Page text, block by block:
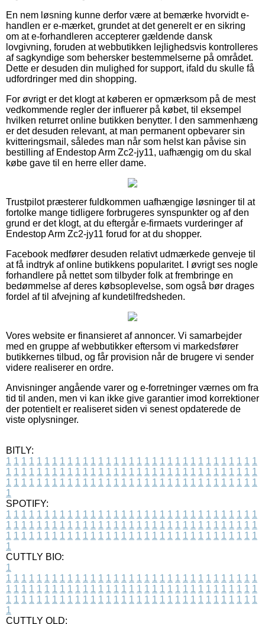
En nem løsning kunne derfor være at bemærke hvorvidt e-
handlen er e-mærket, grundet at det generelt er en sikring
om at e-forhandleren accepterer gældende dansk
lovgivning, foruden at webbutikken lejlighedsvis kontrolleres
af sagkyndige som behersker bestemmelserne på området.
Dette er desuden din mulighed for support, ifald du skulle få
udfordringer med din shopping.
For øvrigt er det klogt at køberen er opmærksom på de mest
vedkommende regler der influerer på købet, til eksempel
hvilken returret online butikken benytter. I den sammenhæng
er det desuden relevant, at man permanent opbevarer sin
kvitteringsmail, således man når som helst kan påvise sin
bestilling af Endestop Arm Zc2-jy11, uafhængig om du skal
købe gave til en herre eller dame.
Trustpilot præsterer fuldkommen uafhængige løsninger til at
fortolke mange tidligere forbrugeres synspunkter og af den
grund er det klogt, at du eftergår e-firmaets vurderinger af
Endestop Arm Zc2-jy11 forud for at du shopper.
Facebook medfører desuden relativt udmærkede genveje til
at få indtryk af online butikkens popularitet. I øvrigt ses nogle
forhandlere på nettet som tilbyder folk at frembringe en
bedømmelse af deres købsoplevelse, som også bør drages
fordel af til afvejning af kundetilfredsheden.
Vores website er finansieret af annoncer. Vi samarbejder
med en gruppe af webbutikker eftersom vi markedsfører
butikkernes tilbud, og får provision når de brugere vi sender
videre realiserer en ordre.
Anvisninger angående varer og e-forretninger værnes om fra
tid til anden, men vi kan ikke give garantier imod korrektioner
der potentielt er realiseret siden vi senest opdaterede de
viste oplysninger.
BITLY:
1 1 1 1 1 1 1 1 1 1 1 1 1 1 1 1 1 1 1 1 1 1 1 1 1 1 1 1 1 1 1 1 1
1 1 1 1 1 1 1 1 1 1 1 1 1 1 1 1 1 1 1 1 1 1 1 1 1 1 1 1 1 1 1 1 1
1 1 1 1 1 1 1 1 1 1 1 1 1 1 1 1 1 1 1 1 1 1 1 1 1 1 1 1 1 1 1 1 1
1
SPOTIFY:
1 1 1 1 1 1 1 1 1 1 1 1 1 1 1 1 1 1 1 1 1 1 1 1 1 1 1 1 1 1 1 1 1
1 1 1 1 1 1 1 1 1 1 1 1 1 1 1 1 1 1 1 1 1 1 1 1 1 1 1 1 1 1 1 1 1
1 1 1 1 1 1 1 1 1 1 1 1 1 1 1 1 1 1 1 1 1 1 1 1 1 1 1 1 1 1 1 1 1
1
CUTTLY BIO:
1
1 1 1 1 1 1 1 1 1 1 1 1 1 1 1 1 1 1 1 1 1 1 1 1 1 1 1 1 1 1 1 1 1
1 1 1 1 1 1 1 1 1 1 1 1 1 1 1 1 1 1 1 1 1 1 1 1 1 1 1 1 1 1 1 1 1
1 1 1 1 1 1 1 1 1 1 1 1 1 1 1 1 1 1 1 1 1 1 1 1 1 1 1 1 1 1 1 1 1
1
CUTTLY OLD: